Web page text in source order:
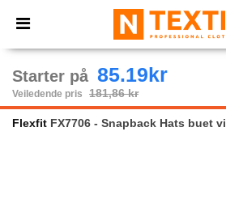
× Ntextil-app
Bedre priser i appen!
Starter på 85.19kr
Veiledende pris 181,86 kr
Flexfit FX7706 - Snapback Hats buet